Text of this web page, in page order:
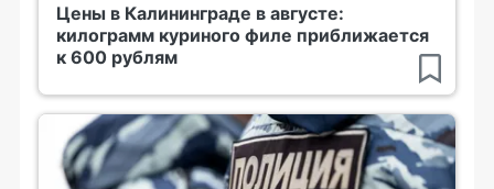
Цены в Калининграде в августе:
килограмм куриного филе приближается
к 600 рублям